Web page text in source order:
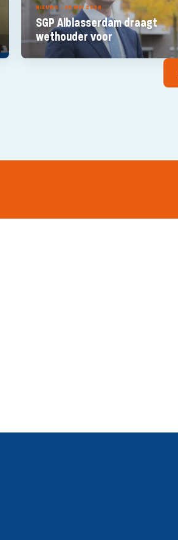
NIEUWS - 28 MEI 2026
SGP Alblasserdam draagt
wethouder voor